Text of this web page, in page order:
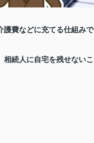
護費などに充てる仕組みで
続人に自宅を残せないこ